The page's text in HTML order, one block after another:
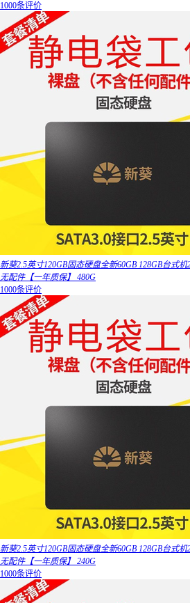
1000条评价
新葵2.5英寸120GB固态硬盘全新60GB 128GB台式机
无配件【一年质保】 480G
1000条评价
新葵2.5英寸120GB固态硬盘全新60GB 128GB台式机
无配件【一年质保】 240G
1000条评价